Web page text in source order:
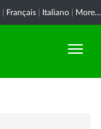
Français Italiano More...